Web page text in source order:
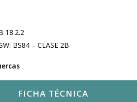
18.2.2
BS84 – CLASE 2B
FICHA TÉCNICA